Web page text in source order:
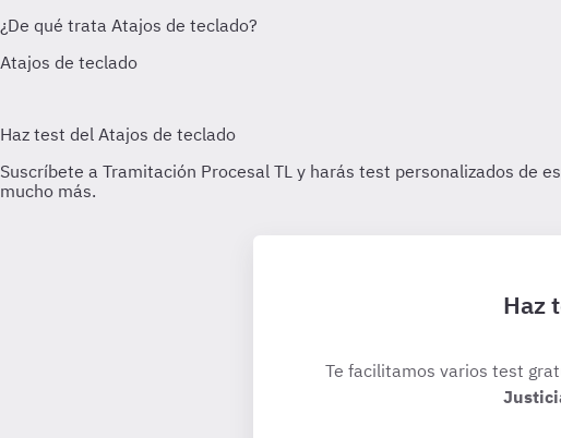
Haz
Te facilitamos varios test